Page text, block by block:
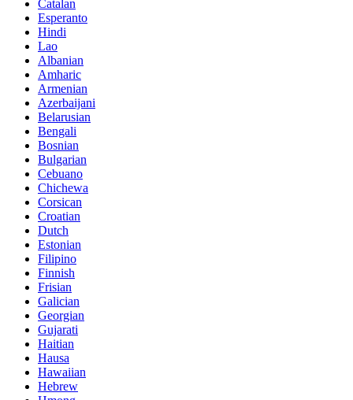
Catalan
Esperanto
Hindi
Lao
Albanian
Amharic
Armenian
Azerbaijani
Belarusian
Bengali
Bosnian
Bulgarian
Cebuano
Chichewa
Corsican
Croatian
Dutch
Estonian
Filipino
Finnish
Frisian
Galician
Georgian
Gujarati
Haitian
Hausa
Hawaiian
Hebrew